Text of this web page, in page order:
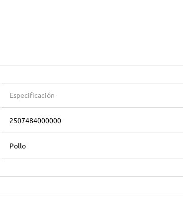
Especificación
2507484000000
Pollo